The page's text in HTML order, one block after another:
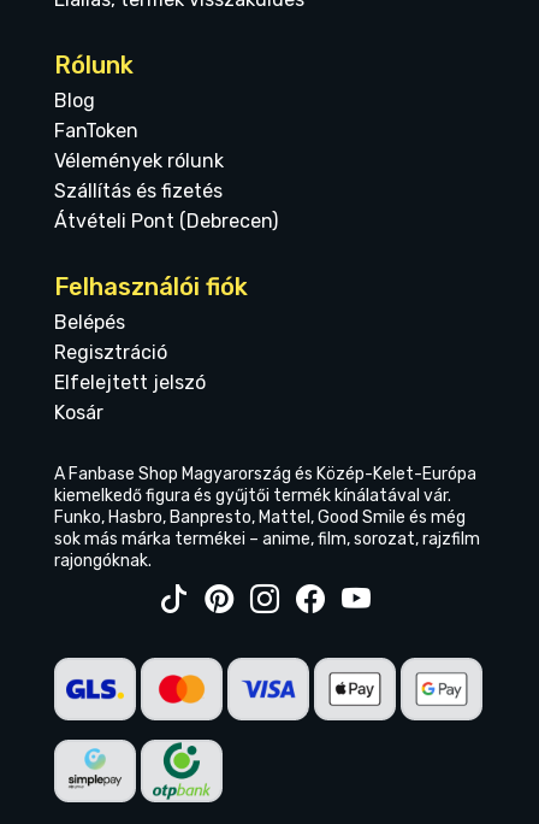
Rólunk
Blog
FanToken
Vélemények rólunk
Szállítás és fizetés
Átvételi Pont (Debrecen)
Felhasználói fiók
Belépés
Regisztráció
Elfelejtett jelszó
Kosár
A Fanbase Shop Magyarország és Közép-Kelet-Európa
kiemelkedő figura és gyűjtői termék kínálatával vár.
Funko, Hasbro, Banpresto, Mattel, Good Smile és még
sok más márka termékei – anime, film, sorozat, rajzfilm
rajongóknak.